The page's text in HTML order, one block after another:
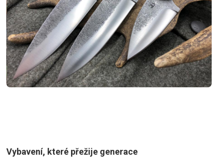
Vybavení, které přežije generace